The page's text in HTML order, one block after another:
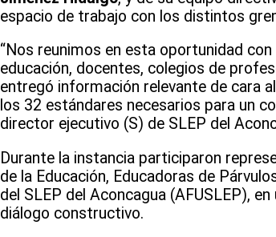
espacio de trabajo con los distintos
“Nos reunimos en esta oportunidad
educación, docentes, colegios de
entregó información relevante de cara
los 32 estándares necesarios para un
director ejecutivo (S) de SLEP del
Durante la instancia participaron
de la Educación, Educadoras de
del SLEP del Aconcagua (AFUSLEP),
diálogo constructivo.